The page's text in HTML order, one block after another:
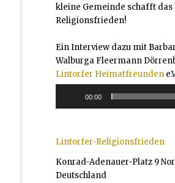
kleine Gemeinde schafft
Religionsfrieden!
Ein Interview dazu mit
Walburga Fleermann
Lintorfer Heimatfreunden
00:00
Lintorfer-Religionsfrieden
Konrad-Adenauer-Platz 9
Deutschland